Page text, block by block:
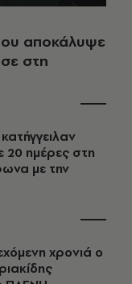
αποκάλυψε
στη
20 ημέρες στη
με την
χρονιά ο